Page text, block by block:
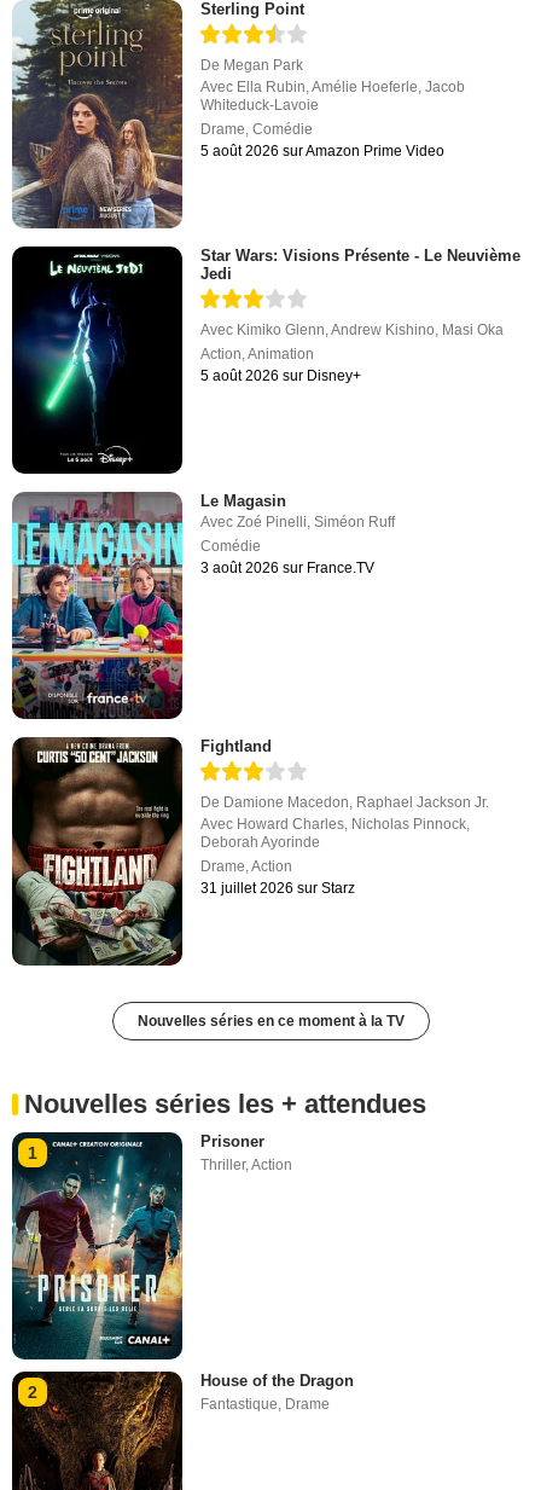
Sterling Point
De Megan Park
Avec Ella Rubin,Amélie Hoeferle,Jacob
Whiteduck-Lavoie
Drame,Comédie
5 août 2026 sur Amazon Prime Video
Star Wars: Visions Présente - Le Neuvième
Jedi
Avec Kimiko Glenn ,Andrew Kishino Masi Oka
Action ,Animation
5 août 2026 sur Disney+
Le Magasin
AvecZoé Pinelli,Siméon Ruff
Comédie
3 août 2026 sur France.TV
Fightland
De Damione Macedon, Raphael Jackson Jr.
Avec Howard Charles, Nicholas Pinnock,
Deborah Ayorinde
Drame,Action
31 juillet 2026 sur Starz
Nouvelles séries en ce moment à la TV
Nouvelles séries les + attendues
1
Prisoner
Thriller,Action
2
House of the Dragon
Fantastique, Drame